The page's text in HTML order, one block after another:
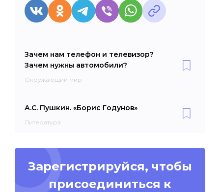
Зачем нам телефон и телевизор?
Зачем нужны автомобили?
Окружающий мир
А.С. Пушкин. «Борис Годунов»
Литература
Зарегистрируйся, чтобы
присоединиться к